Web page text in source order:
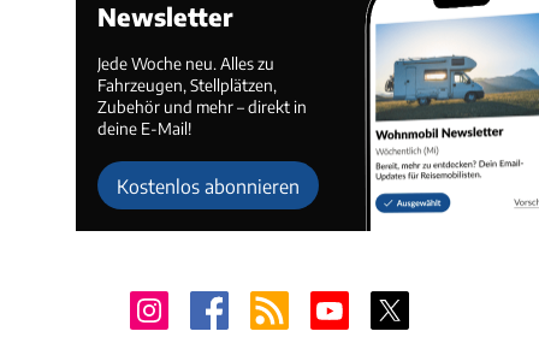
Newsletter
Jede Woche neu. Alles zu
Fahrzeugen, Stellplätzen,
Zubehör und mehr – direkt in
deine E-Mail!
Kostenlos abonnieren